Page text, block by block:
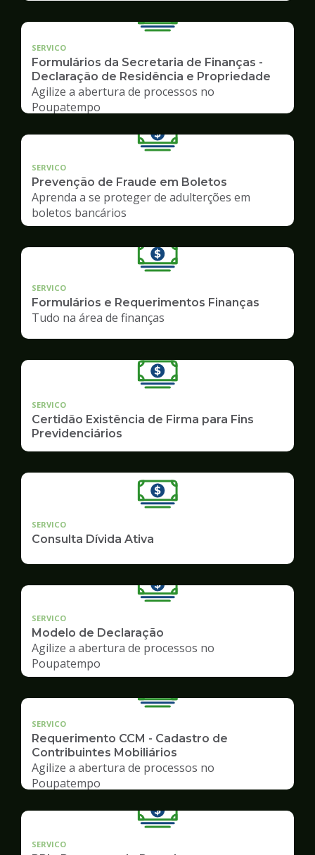
SERVICO
Formulários da Secretaria de Finanças -
Declaração de Residência e Propriedade
Agilize a abertura de processos no
Poupatempo
SERVICO
Prevenção de Fraude em Boletos
Aprenda a se proteger de adulterções em
boletos bancários
SERVICO
Formulários e Requerimentos Finanças
Tudo na área de finanças
SERVICO
Certidão Existência de Firma para Fins
Previdenciários
SERVICO
Consulta Dívida Ativa
SERVICO
Modelo de Declaração
Agilize a abertura de processos no
Poupatempo
SERVICO
Requerimento CCM - Cadastro de
Contribuintes Mobiliários
Agilize a abertura de processos no
Poupatempo
SERVICO